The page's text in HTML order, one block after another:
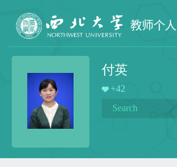
付英
+42